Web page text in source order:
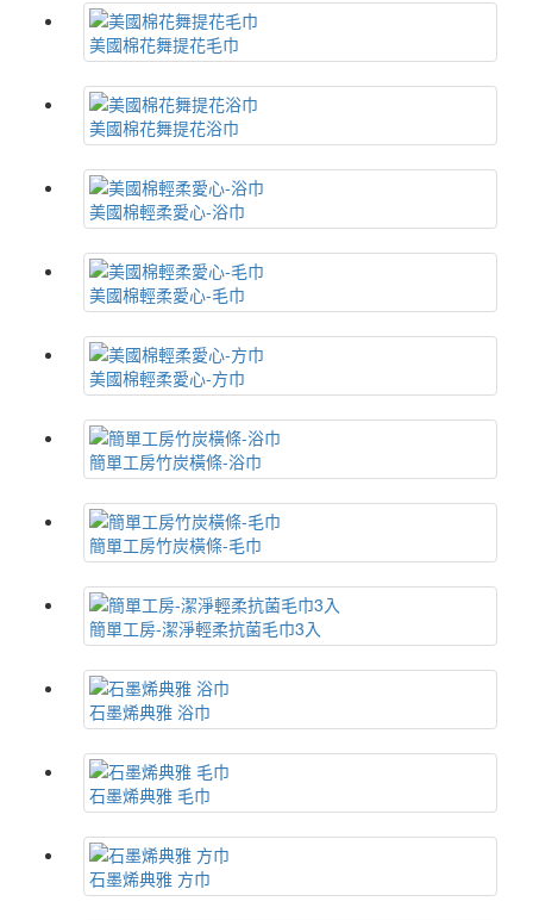
美國棉花舞提花毛巾
美國棉花舞提花浴巾
美國棉輕柔愛心-浴巾
美國棉輕柔愛心-毛巾
美國棉輕柔愛心-方巾
簡單工房竹炭橫條-浴巾
簡單工房竹炭橫條-毛巾
簡單工房-潔淨輕柔抗菌毛巾3入
石墨烯典雅 浴巾
石墨烯典雅 毛巾
石墨烯典雅 方巾